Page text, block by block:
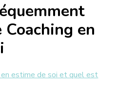
Coaching en
en estime de soi et quel est